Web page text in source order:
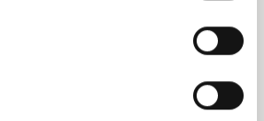
Stück verfügbar